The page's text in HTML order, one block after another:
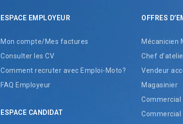
ESPACE EMPLOYEUR
Mon compte/Mes factures
Consulter les CV
Comment recruter avec Emploi-Moto?
FAQ Employeur
ESPACE CANDIDAT
OFFRES
Mécanicien
Chef
Vendeur
Magasinier
Commercial